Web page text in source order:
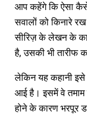
आप कहेंगे कि ऐसा
सवालों को किनारे
सीरिज़ के लेखन के
है, उसकी भी तारीफ
लेकिन यह कहानी इसे
आई है। इसमें वे तमाम
होने के कारण भरपूर